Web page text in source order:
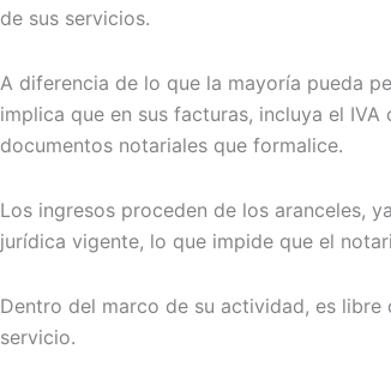
de sus servicios.
A diferencia de lo que la mayoría pueda
implica que en sus facturas, incluya el
documentos notariales que formalice.
Los ingresos proceden de los aranceles,
jurídica vigente, lo que impide que el
Dentro del marco de su actividad, es
servicio.